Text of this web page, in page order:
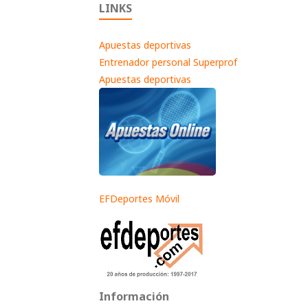
LINKS
Apuestas deportivas
Entrenador personal Superprof
Apuestas deportivas
EFDeportes Móvil
Información